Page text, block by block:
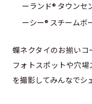
ーランド® タウンセ
ーシー® スチームボ
蝶ネクタイのお揃い
フォトスポットや穴
を撮影してみんなでシ